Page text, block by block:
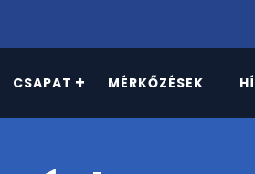
CSAPAT MÉRKŐZÉSEK